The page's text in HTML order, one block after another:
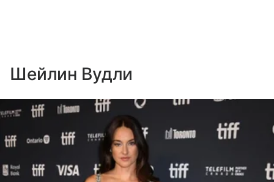
Шейлин Вудли